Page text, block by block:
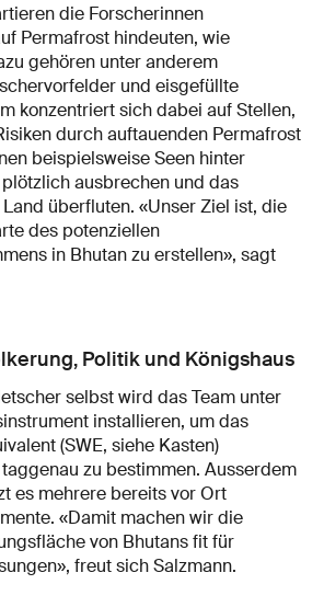
die Forscherinnen
Permafrost hindeuten, wie
gehören unter anderem
und eisgefüllte
konzentriert sich dabei auf Stellen,
durch auftauenden Permafrost
beispielsweise Seen hinter
ausbrechen und das
überfluten. «Unser Ziel ist, die
des potenziellen
in Bhutan zu erstellen», sagt
Politik und Königshaus
selbst wird das Team unter
installieren, um das
(SWE, siehe Kasten)
zu bestimmen. Ausserdem
es mehrere bereits vor Ort
«Damit machen wir die
von Bhutans fit für
freut sich Salzmann.